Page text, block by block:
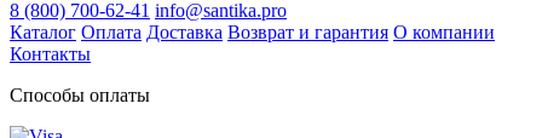
8 (800) 700-62-41 info@santika.pro
Каталог Оплата Доставка Возврат и гарантия О компании
Контакты
Способы оплаты